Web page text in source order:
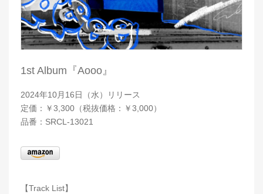
1st Album『Aooo』
2024年10月16日（水）リリース
定価：￥3,300（税抜価格：￥3,000）
品番：SRCL-13021
【Track List】